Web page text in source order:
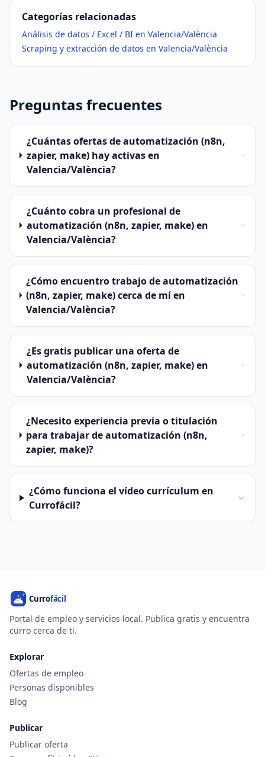
Categorías relacionadas
Análisis de datos / Excel / BI en Valencia/València
Scraping y extracción de datos en Valencia/València
Preguntas frecuentes
¿Cuántas ofertas de automatización (n8n,
zapier, make) hay activas en
Valencia/València?
¿Cuánto cobra un profesional de
automatización (n8n, zapier, make) en
Valencia/València?
¿Cómo encuentro trabajo de automatización
(n8n, zapier, make) cerca de mí en
Valencia/València?
¿Es gratis publicar una oferta de
automatización (n8n, zapier, make) en
Valencia/València?
¿Necesito experiencia previa o titulación
para trabajar de automatización (n8n,
zapier, make)?
¿Cómo funciona el vídeo currículum en
Currofácil?
Portal de empleo y servicios local. Publica gratis y encuentra
curro cerca de ti.
Explorar
Ofertas de empleo
Personas disponibles
Blog
Publicar
Publicar oferta